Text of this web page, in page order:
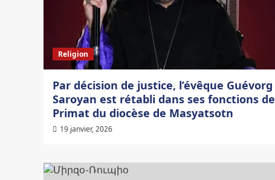
Religion
Par décision de justice, l’évêque Guévorg
Saroyan est rétabli dans ses fonctions de
Primat du diocèse de Masyatsotn
19 janvier, 2026